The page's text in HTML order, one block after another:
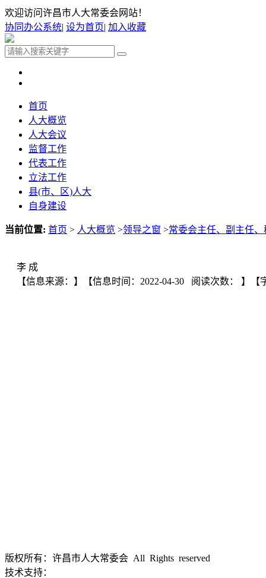
欢迎访问许昌市人大常委会网站！
协同办公系统| 设为首页| 加入收藏
首页
人大概览
人大会议
监督工作
代表工作
立法工作
县(市、区)人大
自身建设
当前位置: 首页 > 人大概览 >领导之窗 >常委会主任、副主任、
李 成
【信息来源： 】 【信息时间：2022-04-30 阅读次数： 】【
版权所有：许昌市人大常委会 All Rights reserved
技术支持：